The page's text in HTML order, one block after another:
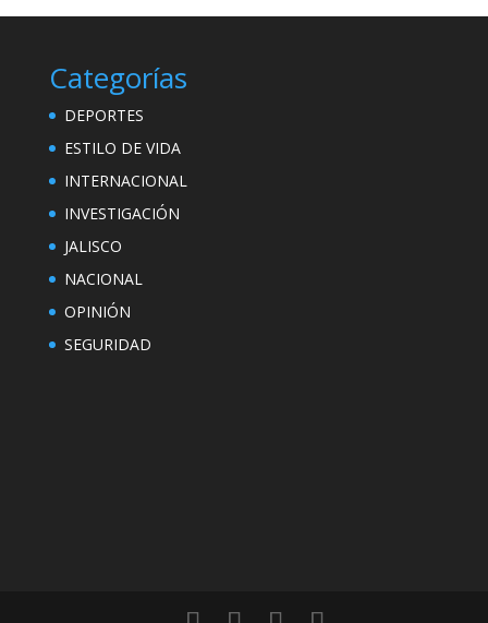
Categorías
DEPORTES
ESTILO DE VIDA
INTERNACIONAL
INVESTIGACIÓN
JALISCO
NACIONAL
OPINIÓN
SEGURIDAD